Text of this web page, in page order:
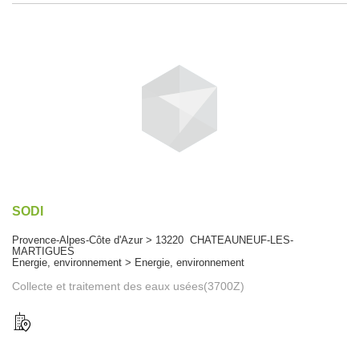
SODI
Provence-Alpes-Côte d'Azur > 13220 CHATEAUNEUF-LES-
MARTIGUES
Energie, environnement > Energie, environnement
Collecte et traitement des eaux usées(3700Z)